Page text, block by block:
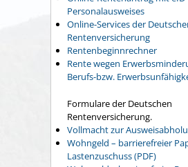
Personalausweises
Online-Services der
Rentenversicherung
Rentenbeginnrechner
Rente wegen
Berufs-bzw.
Formulare der Deutschen
Rentenversicherung.
Vollmacht zur
Wohngeld – barrierefreier
Lastenzuschuss (PDF)